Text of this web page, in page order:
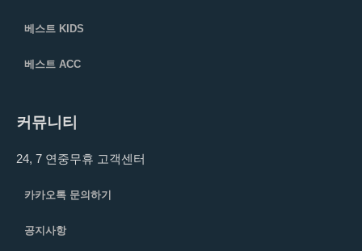
베스트 KIDS
베스트 ACC
커뮤니티
24, 7 연중무휴 고객센터
카카오톡 문의하기
공지사항